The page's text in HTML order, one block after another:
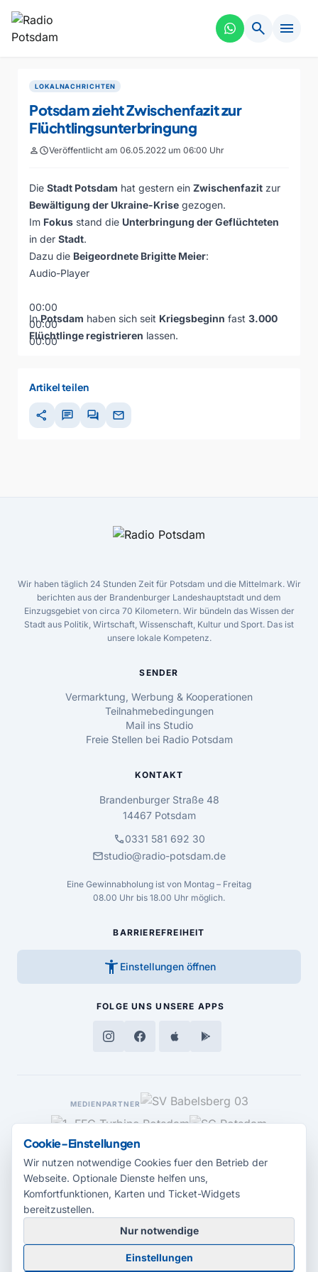
search menu
LOKALNACHRICHTEN
Potsdam zieht Zwischenfazit zur
Flüchtlingsunterbringung
personscheduleVeröffentlicht am 06.05.2022 um 06:00 Uhr
Die Stadt Potsdam hat gestern ein Zwischenfazit zur
Bewältigung der Ukraine-Krise gezogen.
Im Fokus stand die Unterbringung der Geflüchteten
in der Stadt.
Dazu die Beigeordnete Brigitte Meier:
Audio-Player
00:00
00:00
00:00
InPotsdam haben sich seit Kriegsbeginn fast 3.000
Flüchtlinge registrieren lassen.
Artikel teilen
share chat forum mail
Wir haben täglich 24 Stunden Zeit für Potsdam und die Mittelmark. Wir
berichten aus der Brandenburger Landeshauptstadt und dem
Einzugsgebiet von circa 70 Kilometern. Wir bündeln das Wissen der
Stadt aus Politik, Wirtschaft, Wissenschaft, Kultur und Sport. Das ist
unsere lokale Kompetenz.
SENDER
Vermarktung, Werbung & Kooperationen
Teilnahmebedingungen
Mail ins Studio
Freie Stellen bei Radio Potsdam
KONTAKT
Brandenburger Straße 48
14467 Potsdam
call0331 581 692 30
mailstudio@radio-potsdam.de
Eine Gewinnabholung ist von Montag – Freitag
08.00 Uhr bis 18.00 Uhr möglich.
BARRIEREFREIHEIT
accessibility_new Einstellungen öffnen
FOLGE UNS UNSERE APPS
MEDIENPARTNER
© 2026 Radio Potsdam. Webseite entwickelt durch dieMedienagentur
Babelsberg
Cookie-Einstellungen
Wir nutzen notwendige Cookies fuer den Betrieb der
Webseite. Optionale Dienste helfen uns,
Komfortfunktionen, Karten und Ticket-Widgets
bereitzustellen.
Nur notwendige
Einstellungen